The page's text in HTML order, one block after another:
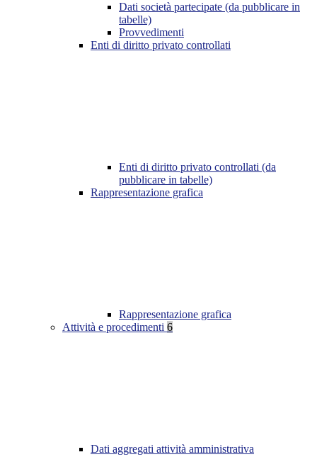
Dati società partecipate (da pubblicare in
tabelle)
Provvedimenti
Enti di diritto privato controllati
Enti di diritto privato controllati (da
pubblicare in tabelle)
Rappresentazione grafica
Rappresentazione grafica
Attività e procedimenti 6
Dati aggregati attività amministrativa